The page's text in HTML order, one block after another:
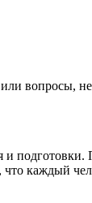
вопросы,
и подготовки.
что каждый